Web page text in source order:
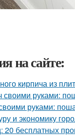
на сайте:
кирпича из
своими руками:
руками:
и экономику
20 бесплатных